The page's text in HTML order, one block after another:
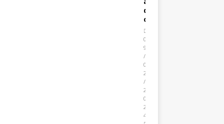
d
o
0
9
/
0
2
/
2
0
2
4